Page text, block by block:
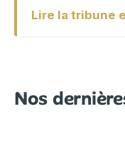
Lire la tribune
Nos